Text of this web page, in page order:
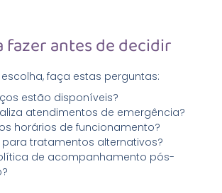
fazer antes de decidir
faça estas perguntas:
estão disponíveis?
atendimentos de emergência?
horários de funcionamento?
para tratamentos alternativos?
de acompanhamento pós-